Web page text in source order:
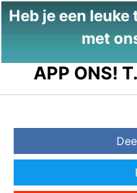
Heb je een
met
APP ONS! T.